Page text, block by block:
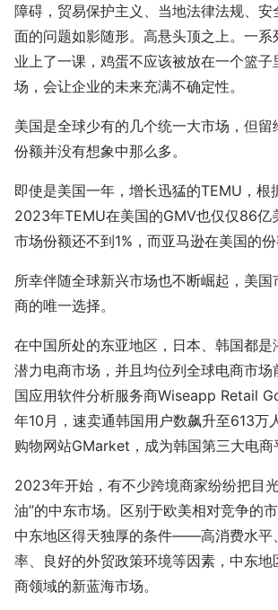
障碍，贸易保护主义、当地法律法规、
面的问题如影随形。高悬头顶之上。一系
业上了一课，鸡蛋不应该被放在一个篮
场，会让企业的未来充满不确定性。
美国是全球少有的几个统一大市场，但留
份额并没有想象中那么多。
即使是美国一年，增长迅猛的TEMU，根
2023年TEMU在美国的GMV也仅仅86亿
市场份额还不到1%，而亚马逊在美国的份
所幸伴随全球新兴市场也不断崛起，美
商的唯一选择。
在中国所处的东亚地区，日本、韩国都是
潜力电商市场，并且均位列全球电商市场
国应用软件分析服务商Wiseapp Retail
年10月，速卖通韩国用户数飙升至613万
购物网站GMarket，成为韩国第三大电商
2023年开始，有不少跨境商家纷纷把目
油”的中东市场。区别于欧美相对竞争的
中东地区得天独厚的条件——高消费水平
率、良好的外贸政策环境等因素，中东
商领域的新蓝海市场。